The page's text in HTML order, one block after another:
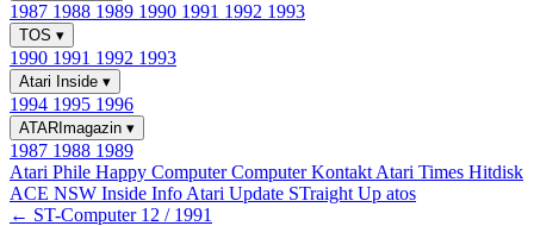
1987 1988 1989 1990 1991 1992 1993
TOS ▾
1990 1991 1992 1993
Atari Inside ▾
1994 1995 1996
ATARImagazin ▾
1987 1988 1989
Atari Phile Happy ComputerComputer Kontakt Atari Times Hitdisk
ACE NSW Inside Info Atari Update STraight Up atos
← ST-Computer 12 / 1991